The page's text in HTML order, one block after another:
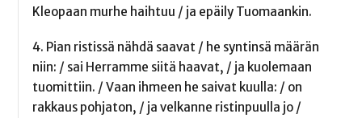
Kleopaan murhe haihtuu / ja epäily Tuomaankin.
4. Pian ristissä nähdä saavat / he syntinsä määrän
niin: / sai Herramme siitä haavat, / ja kuolemaan
tuomittiin. / Vaan ihmeen he saivat kuulla: / on
rakkaus pohjaton, / ja velkanne ristinpuulla jo /